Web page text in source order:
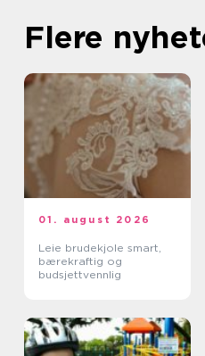
Flere
01. august 2026
Leie brudekjole smart,
bærekraftig og
budsjettvennlig